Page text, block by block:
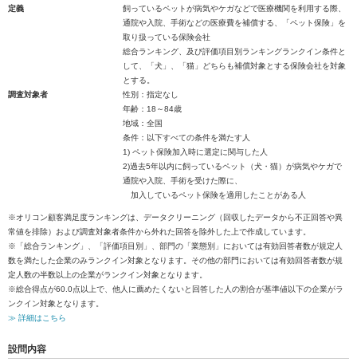
定義
飼っているペットが病気やケガなどで医療機関を利用する際、
通院や入院、手術などの医療費を補償する、「ペット保険」を
取り扱っている保険会社
総合ランキング、及び評価項目別ランキングランクイン条件と
して、「犬」、「猫」どちらも補償対象とする保険会社を対象
とする。
調査対象者
性別：指定なし
年齢：18～84歳
地域：全国
条件：以下すべての条件を満たす人
1) ペット保険加入時に選定に関与した人
2)過去5年以内に飼っているペット（犬・猫）が病気やケガで
通院や入院、手術を受けた際に、
加入しているペット保険を適用したことがある人
※オリコン顧客満足度ランキングは、データクリーニング（回収したデータから不正回答や異
常値を排除）および調査対象者条件から外れた回答を除外した上で作成しています。
※「総合ランキング」、「評価項目別」、部門の「業態別」においては有効回答者数が規定人
数を満たした企業のみランクイン対象となります。その他の部門においては有効回答者数が規
定人数の半数以上の企業がランクイン対象となります。
※総合得点が60.0点以上で、他人に薦めたくないと回答した人の割合が基準値以下の企業がラ
ンクイン対象となります。
≫ 詳細はこちら
設問内容